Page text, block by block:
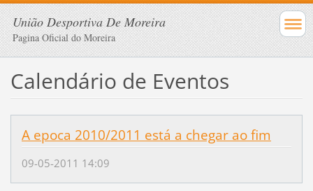
União Desportiva De Moreira
Pagina Oficial do Moreira
Calendário de Eventos
A epoca 2010/2011 está a chegar ao fim
09-05-2011 14:09